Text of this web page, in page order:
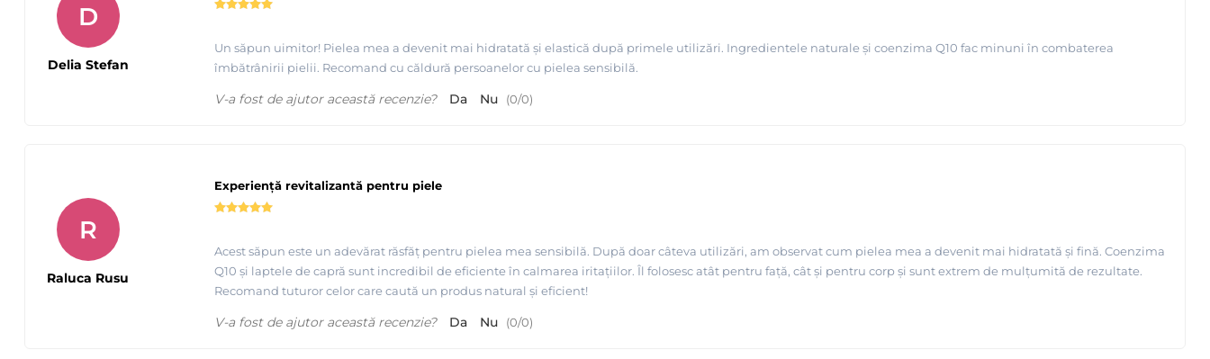
Un săpun uimitor! Pielea mea a devenit mai hidratată și elastică după primele utilizări. Ingredientele naturale și coenzima Q10 fac minuni în combaterea
îmbătrânirii pielii. Recomand cu căldură persoanelor cu pielea sensibilă.
D
Delia Stefan
V-a fost de ajutor această recenzie? Da Nu (0/0)
Experiență revitalizantă pentru piele
Acest săpun este un adevărat răsfăț pentru pielea mea sensibilă. După doar câteva utilizări, am observat cum pielea mea a devenit mai hidratată și fină. Coenzima
Q10 și laptele de capră sunt incredibil de eficiente în calmarea iritațiilor. Îl folosesc atât pentru față, cât și pentru corp și sunt extrem de mulțumită de rezultate.
Recomand tuturor celor care caută un produs natural și eficient!
R
Raluca Rusu
V-a fost de ajutor această recenzie? Da Nu (0/0)